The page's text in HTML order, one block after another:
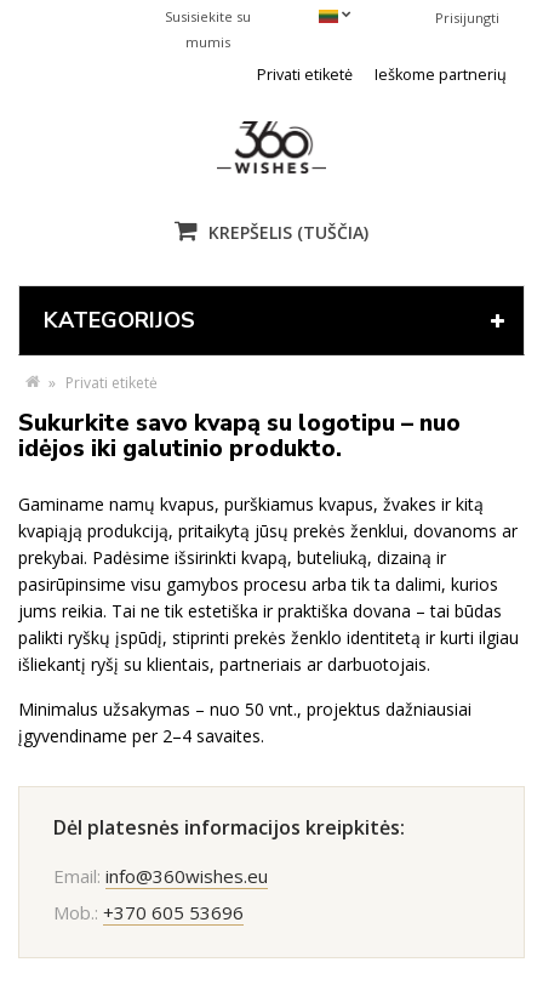
Prisijungti
Susisiekite su
mumis
Ieškome partnerių
Privati etiketė
KREPŠELIS (TUŠČIA)
KATEGORIJOS
» Privati etiketė
Sukurkite savo kvapą su logotipu – nuo
idėjos iki galutinio produkto.
Gaminame namų kvapus, purškiamus kvapus, žvakes ir kitą
kvapiąją produkciją, pritaikytą jūsų prekės ženklui, dovanoms ar
prekybai. Padėsime išsirinkti kvapą, buteliuką, dizainą ir
pasirūpinsime visu gamybos procesu arba tik ta dalimi, kurios
jums reikia. Tai ne tik estetiška ir praktiška dovana – tai būdas
palikti ryškų įspūdį, stiprinti prekės ženklo identitetą ir kurti ilgiau
išliekantį ryšį su klientais, partneriais ar darbuotojais.
Minimalus užsakymas – nuo 50 vnt., projektus dažniausiai
įgyvendiname per 2–4 savaites.
Dėl platesnės informacijos kreipkitės:
Email: info@360wishes.eu
Mob.: +370 605 53696